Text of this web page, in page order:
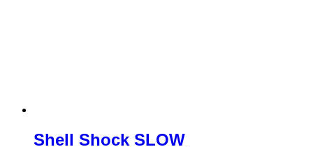
Shell Shock SLOW